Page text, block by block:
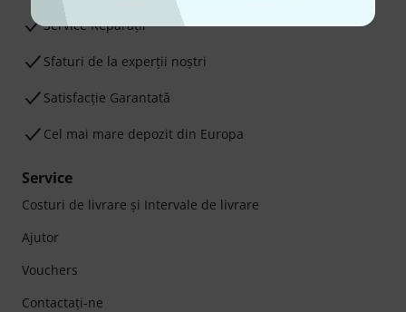
Service Reparații
Sfaturi de la experții noștri
Satisfacție Garantată
Cel mai mare depozit din Europa
Service
Costuri de livrare şi Intervale de livrare
Ajutor
Vouchers
Contactaţi-ne